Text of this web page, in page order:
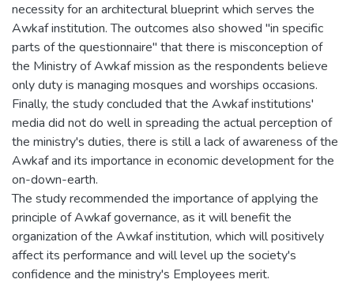
necessity for an architectural blueprint which serves the
Awkaf institution. The outcomes also showed "in specific
parts of the questionnaire" that there is misconception of
the Ministry of Awkaf mission as the respondents believe
only duty is managing mosques and worships occasions.
Finally, the study concluded that the Awkaf institutions'
media did not do well in spreading the actual perception of
the ministry's duties, there is still a lack of awareness of the
Awkaf and its importance in economic development for the
on-down-earth.
The study recommended the importance of applying the
principle of Awkaf governance, as it will benefit the
organization of the Awkaf institution, which will positively
affect its performance and will level up the society's
confidence and the ministry's Employees merit.